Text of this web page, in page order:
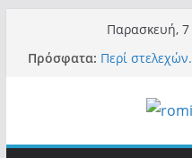
περιεχόμενο
Παρασκευή,
Πρόσφατα: Περί
είναι το
το
Κασιδιάρη –